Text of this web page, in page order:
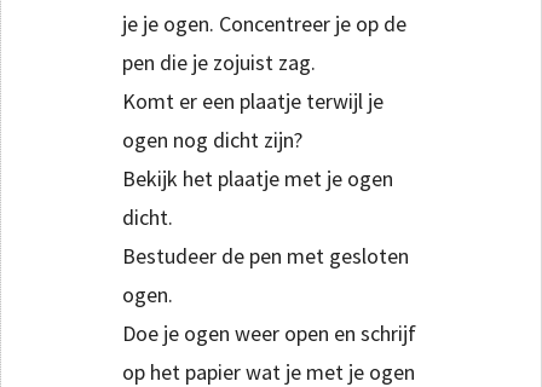
je je ogen. Concentreer je op de
pen die je zojuist zag.
Komt er een plaatje terwijl je
ogen nog dicht zijn?
Bekijk het plaatje met je ogen
dicht.
Bestudeer de pen met gesloten
ogen.
Doe je ogen weer open en schrijf
op het papier wat je met je ogen